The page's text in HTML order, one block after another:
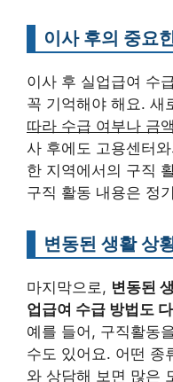
이사 후의 중요
이사 후 실업급여 수
꼭 기억해야 해요. 새
따라 수급 여부나 금
사 후에도 고용센터
한 지역에서의 구직
구직 활동 내용은 정
변동된 생활 상
마지막으로, 변동된
업급여 수급 방법도
예를 들어, 구직활동
수도 있어요. 어떤 종
와 상담해 보면 많은